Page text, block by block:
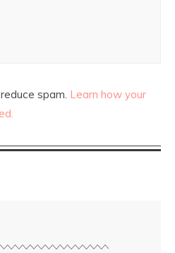
spam. Learn how your